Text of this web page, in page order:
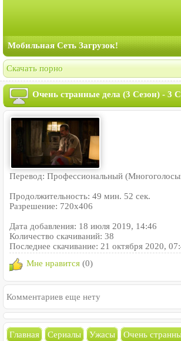
Мобильная Сеть Загрузок!
Скачать порно
Очень странные дела (3 Сезон) - 3
Перевод: Профессиональный
Продолжительность: 49 мин. 52 сек.
Разрешение: 720x406
Дата добавления: 18 июля 2019, 14:46
Количество скачиваний: 38
Последнее скачивание: 21 октября 2020,
Мне нравится (0)
Комментариев еще нету
Главная Сериалы Ужасы Очень